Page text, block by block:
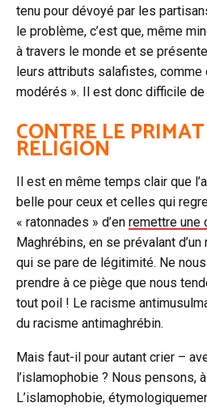
tenu pour dévoyé par les
le problème, c’est que, même
à travers le monde et se
leurs attributs salafistes, comme
modérés ». Il est donc difficile de
CONTRE LE
RELIGION
Il est en même temps clair que
belle pour ceux et celles qui
« ratonnades » d’en remettre une
Maghrébins, en se prévalant
qui se pare de légitimité. Ne
prendre à ce piège que nous
tout poil ! Le racisme
du racisme antimaghrébin.
Mais faut-il pour autant crier –
l’islamophobie ? Nous pensons,
L’islamophobie,